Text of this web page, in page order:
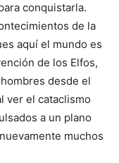
conquistarla.
de la
aquí el mundo es
de los Elfos,
desde el
ver el cataclismo
a un plano
muchos